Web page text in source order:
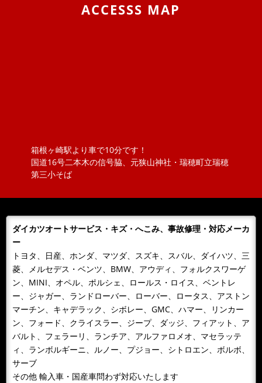
息子の大好きな箱スカGT-Rと最近うちの息子の車好きが
2018/11/20 NEWS
ボジョレーヌーボ！！
客様にその年のボジョレーをさしあげております。ご購
入の皆様 ありがとうございまし...
カレンダーをお送りします。
今年もあとわずか、来年のカレンダーが届きました！！
日頃、お世話になっているお客様へお届けいたします。
どうぞよろしくお願いいたします...
2018/10/09
NEWS
１０月９日 整備主任者技術講習
１０月９日 整備主任者技術講習会の為ＡＭ１０：００
～ＰＭ４：３０ごろまで工場を閉めています。緊急の場
合携帯に転送となるため042-...
ACCESSS MAP
箱根ヶ崎駅より車で10分です！
国道16号二本木の信号脇、元狭山神社・瑞穂町立瑞穂
第三小そば
ダイカツオートサービス・キズ・へこみ、事故修理・対応メーカ
ー
トヨタ、日産、ホンダ、マツダ、スズキ、スバル、ダイハツ、三
菱、メルセデス・ベンツ、BMW、アウディ、フォルクスワーゲ
ン、MINI、オペル、ポルシェ、ロールス・ロイス、ベントレ
ー、ジャガー、ランドローバー、ローバー、ロータス、アストン
マーチン、キャデラック、シボレー、GMC、ハマー、リンカー
ン、フォード、クライスラー、ジープ、ダッジ、フィアット、ア
バルト、フェラーリ、ランチア、アルファロメオ、マセラッテ
ィ、ランボルギーニ、ルノー、プジョー、シトロエン、ボルボ、
サーブ
その他 輸入車・国産車問わず対応いたします